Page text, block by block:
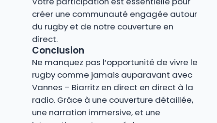
créer une communauté engagée autour
du rugby et de notre couverture en
direct.
Conclusion
Ne manquez pas l’opportunité de vivre le
rugby comme jamais auparavant avec
Vannes – Biarritz en direct en direct à la
radio. Grâce à une couverture détaillée,
une narration immersive, et une